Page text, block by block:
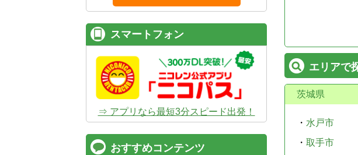
エリアで
茨城県
・ 水戸市
・ 取手市
スマートフォン
⇒ アプリなら最短3分スピード出発！
おすすめコンテンツ